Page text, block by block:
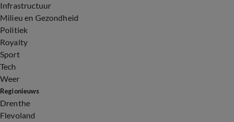
Infrastructuur
Milieu en Gezondheid
Politiek
Royalty
Sport
Tech
Weer
Regionieuws
Drenthe
Flevoland